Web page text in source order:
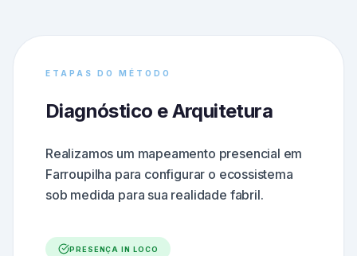
ETAPAS DO MÉTODO
Diagnóstico e Arquitetura
Realizamos um mapeamento presencial em
Farroupilha para configurar o ecossistema
sob medida para sua realidade fabril.
PRESENÇA IN LOCO